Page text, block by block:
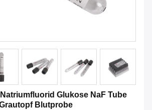
Glukose NaF Tube
Blutprobe